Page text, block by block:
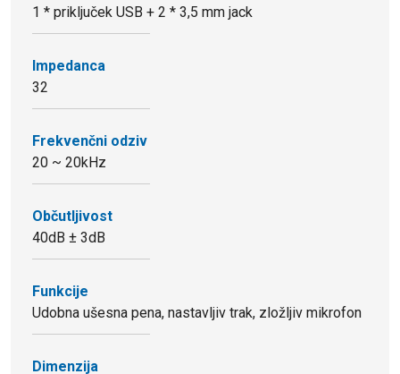
1 * priključek USB + 2 * 3,5 mm jack
Impedanca
32
Frekvenčni odziv
20 ~ 20kHz
Občutljivost
40dB ± 3dB
Funkcije
Udobna ušesna pena, nastavljiv trak, zložljiv mikrofon
Dimenzija